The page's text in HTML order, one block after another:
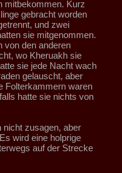
mitbekommen. Kurz
gebracht worden
und zwei
sie mitgenommen.
von den anderen
wo Kheruakh sie
sie jede Nacht wach
gelauscht, aber
Folterkammern waren
hatte sie nichts von
nicht zusagen, aber
wird eine holprige
auf der Strecke